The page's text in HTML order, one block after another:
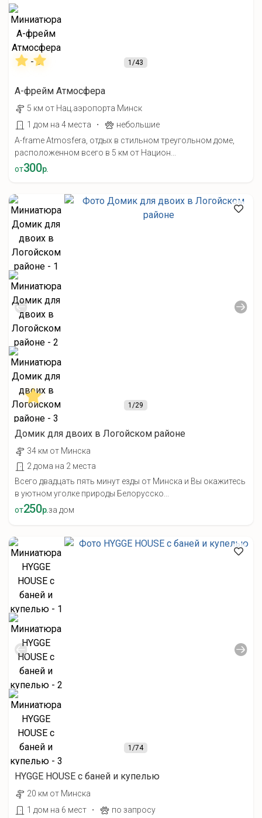
1/43
А-фрейм Атмосфера
5 км от Нац.аэропорта Минск
1 дом на 4 места
·
небольшие
A-frame Atmosfera, отдых в стильном треугольном доме,
расположенном всего в 5 км от Национ...
от300р.
1/29
Домик для двоих в Логойском районе
34 км от Минска
2 дома на 2 места
Всего двадцать пять минут езды от Минска и Вы окажитесь
в уютном уголке природы Белорусско...
от250р.за дом
1/74
HYGGE HOUSE с баней и купелью
20 км от Минска
1 дом на 6 мест
· по запросу